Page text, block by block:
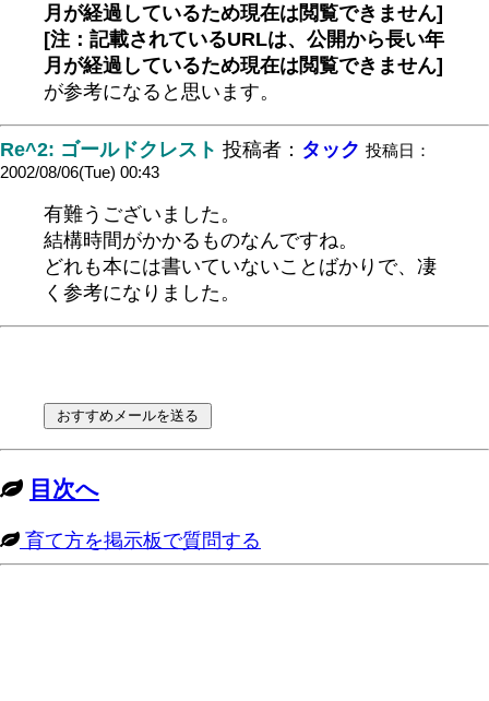
月が経過しているため現在は閲覧できません]
[注：記載されているURLは、公開から長い年
月が経過しているため現在は閲覧できません]
が参考になると思います。
Re^2: ゴールドクレスト 投稿者： タック 投稿日：
2002/08/06(Tue) 00:43
有難うございました。
結構時間がかかるものなんですね。
どれも本には書いていないことばかりで、凄
く参考になりました。
目次へ
育て方を掲示板で質問する